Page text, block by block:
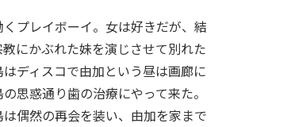
プレイボーイ。女は好きだが、結
にかぶれた妹を演じさせて別れた
ディスコで由加という昼は画廊に
思惑通り歯の治療にやって来た。
偶然の再会を装い、由加を家まで